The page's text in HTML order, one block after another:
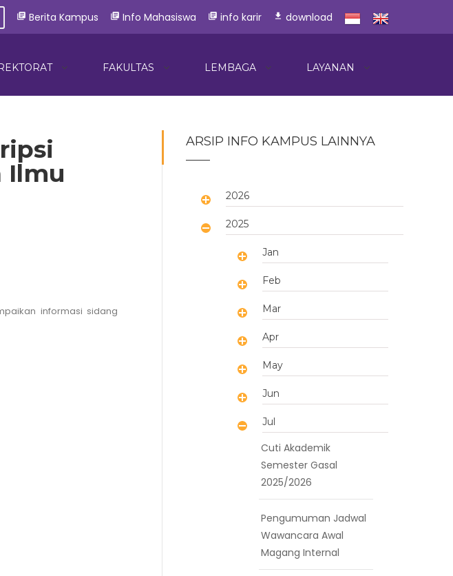
library_books Berita Kampus library_books Info Mahasiswa library_books info karir download download
FAKULTAS LEMBAGA LAYANAN
Ilmu
informasi sidang
ARSIP INFO KAMPUS LAINNYA
2026
2025
Jan
Feb
Mar
Apr
May
Jun
Jul
Cuti Akademik
Semester Gasal
2025/2026
Pengumuman Jadwal
Wawancara Awal
Magang Internal